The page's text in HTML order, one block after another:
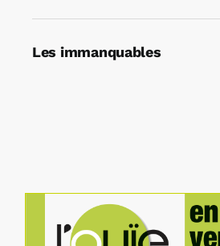
Les immanquables